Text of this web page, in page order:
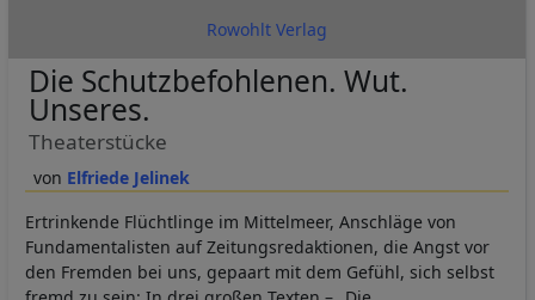
Rowohlt Verlag
Elfriede Jelinek
Die Schutzbefohlenen. Wut.
Unseres.
Theaterstücke
Ertrinkende Flüchtlinge im Mittelmeer, Anschläge von
Fundamentalisten auf Zeitungsredaktionen, die Angst vor
den Fremden bei uns, gepaart mit dem Gefühl, sich selbst